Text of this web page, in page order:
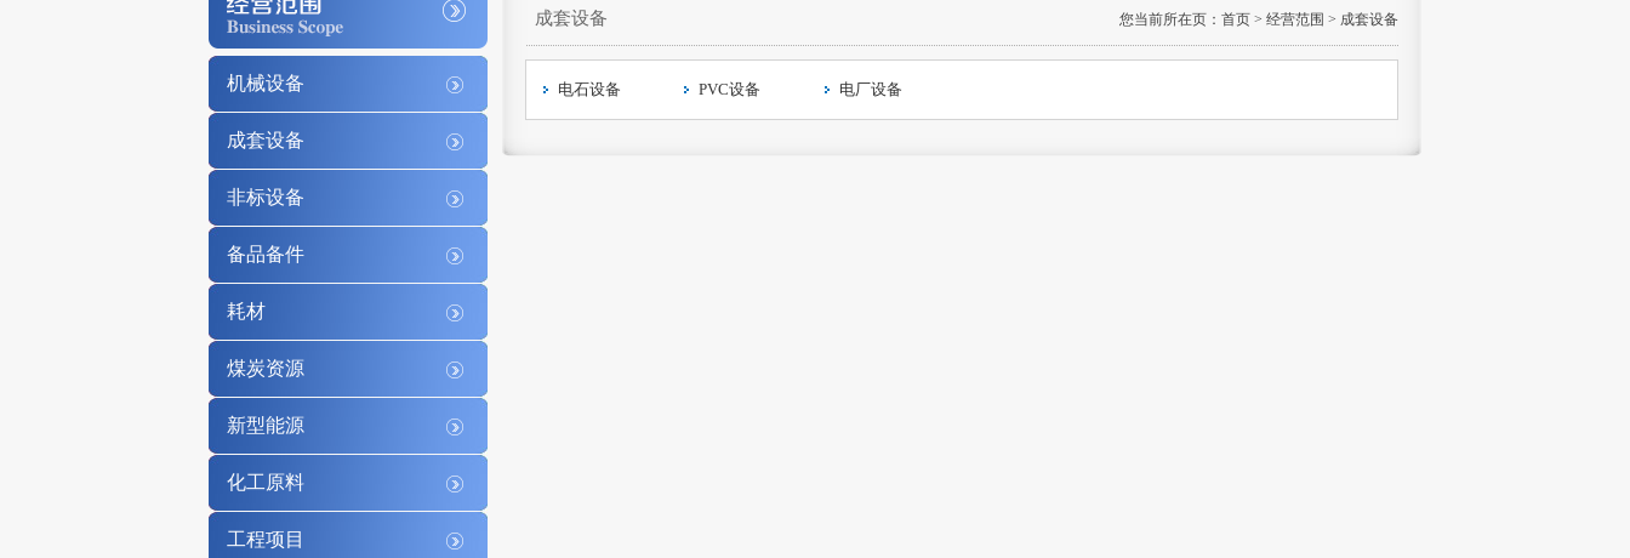
机械设备
成套设备
非标设备
备品备件
耗材
煤炭资源
新型能源
化工原料
工程项目
成套设备 您当前所在页： 首页 > 经营范围 > 成套设备
电石设备 PVC设备 电厂设备